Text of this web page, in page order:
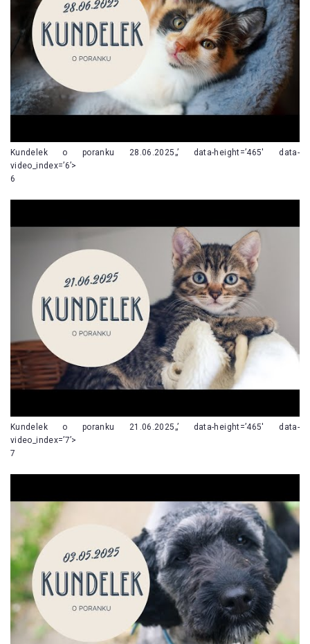
Kundelek o poranku 28.06.2025„’ data-height=’465′ data-
video_index=’6’>
6
Kundelek o poranku 21.06.2025„’ data-height=’465′ data-
video_index=’7’>
7